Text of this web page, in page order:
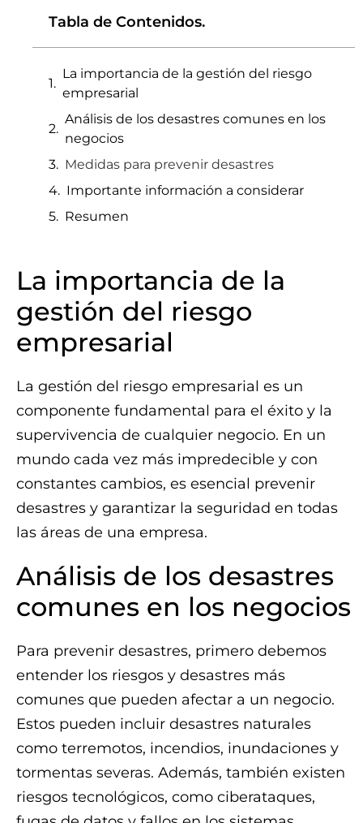
Tabla de Contenidos.
La importancia de la gestión del riesgo
empresarial
Análisis de los desastres comunes en los
negocios
Medidas para prevenir desastres
Importante información a considerar
Resumen
La importancia de la
gestión del riesgo
empresarial
La gestión del riesgo empresarial es un
componente fundamental para el éxito y la
supervivencia de cualquier negocio. En un
mundo cada vez más impredecible y con
constantes cambios, es esencial prevenir
desastres y garantizar la seguridad en todas
las áreas de una empresa.
Análisis de los desastres
comunes en los negocios
Para prevenir desastres, primero debemos
entender los riesgos y desastres más
comunes que pueden afectar a un negocio.
Estos pueden incluir desastres naturales
como terremotos, incendios, inundaciones y
tormentas severas. Además, también existen
riesgos tecnológicos, como ciberataques,